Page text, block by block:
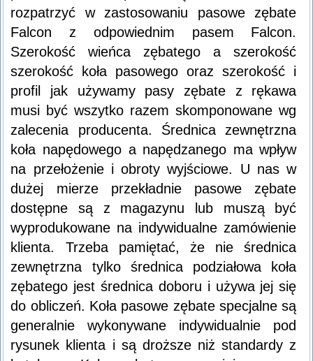
rozpatrzyć w zastosowaniu pasowe zębate
Falcon z odpowiednim pasem Falcon.
Szerokość wieńca zębatego a szerokość
szerokość koła pasowego oraz szerokość i
profil jak używamy pasy zębate z rękawa
musi być wszytko razem skomponowane wg
zalecenia producenta. Średnica zewnętrzna
koła napędowego a napędzanego ma wpływ
na przełożenie i obroty wyjściowe. U nas w
dużej mierze przekładnie pasowe zębate
dostępne są z magazynu lub muszą być
wyprodukowane na indywidualne zamówienie
klienta. Trzeba pamiętać, że nie średnica
zewnętrzna tylko średnica podziałowa koła
zębatego jest średnica doboru i używa jej się
do obliczeń. Koła pasowe zębate specjalne są
generalnie wykonywane indywidualnie pod
rysunek klienta i są droższe niż standardy z